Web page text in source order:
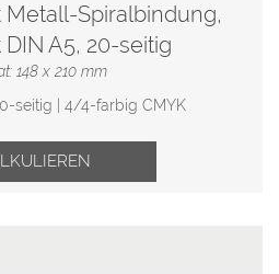
Metall-Spiralbindung,
A5, 20-seitig
148 x 210 mm
seitig | 4/4-farbig CMYK